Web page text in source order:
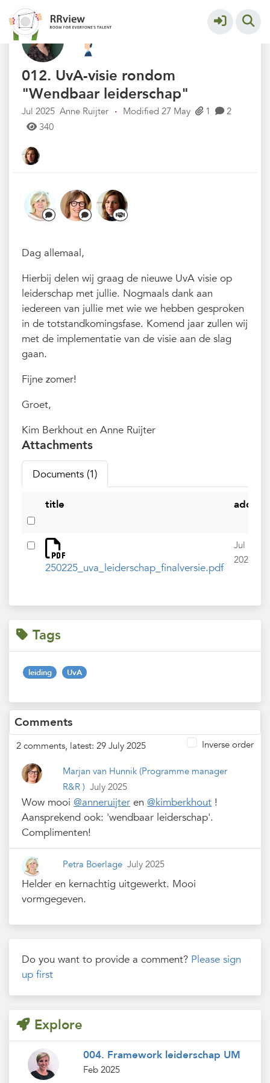
Kennisbank // Knowledge Base More
012. UvA-visie rondom
"Wendbaar leiderschap"
Jul 2025 Anne Ruijter · Modified 27 May 1
2
340
Dag allemaal,
Hierbij delen wij graag de nieuwe UvA visie op
leiderschap met jullie. Nogmaals dank aan
iedereen van jullie met wie we hebben gesproken
in de totstandkomingsfase. Komend jaar zullen wij
met de implementatie van de visie aan de slag
gaan.
Fijne zomer!
Groet,
Kim Berkhout en Anne Ruijter
Attachments
Documents (1)
title added
250225_uva_leiderschap_finalversie.pdf
Jul
2025
Tags
leiding UvA
Comments
2 comments, latest: 29 July 2025 Inverse order
Marjan van Hunnik(Programme manager
R&R ) July 2025
Wow mooi@anneruijter en@kimberkhout !
Aansprekend ook: 'wendbaar leiderschap'.
Complimenten!
Petra Boerlage July 2025
Helder en kernachtig uitgewerkt. Mooi
vormgegeven.
Do you want to provide a comment? Please sign
up first
Explore
004. Framework leiderschap UM
Feb 2025